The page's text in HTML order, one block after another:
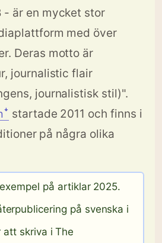
- är en mycket stor
med över
Deras motto är
journalistic flair
journalistisk stil)".
startade 2011 och finns i
på några olika
på artiklar 2025.
på svenska i
att skriva i The